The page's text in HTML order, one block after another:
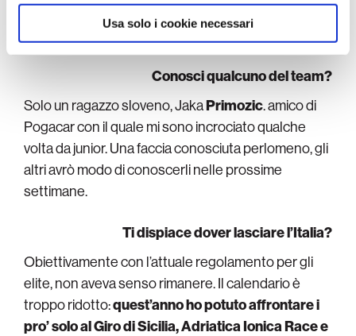
Usa solo i cookie necessari
Conosci qualcuno del team?
Solo un ragazzo sloveno, JakaPrimozic. amico di
Pogacar con il quale mi sono incrociato qualche
volta da junior. Una faccia conosciuta perlomeno, gli
altri avrò modo di conoscerli nelle prossime
settimane.
Ti dispiace dover lasciare l’Italia?
Obiettivamente con l’attuale regolamento per gli
elite, non aveva senso rimanere. Il calendario è
troppo ridotto:quest’anno ho potuto affrontare i
pro’ solo al Giro di Sicilia, Adriatica Ionica Race e